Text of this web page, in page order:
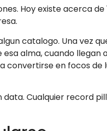
Hoy existe acerca de
catalogo. Una vez
alma, cuando llegan
convertirse en focos de
Cualquier record